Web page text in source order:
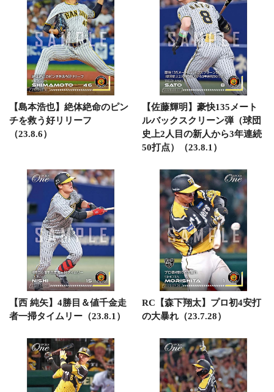
【島本浩也】絶体絶命のピン
チを救う好リリーフ
（23.8.6）
【佐藤輝明】豪快135メート
ルバックスクリーン弾（球団
史上2人目の新人から3年連続
50打点）（23.8.1）
【西 純矢】4勝目＆値千金走
者一掃タイムリー（23.8.1）
RC【森下翔太】プロ初4安打
の大暴れ（23.7.28）